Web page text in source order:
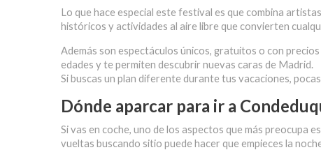
Lo que hace especial este festival es que combina
históricos y actividades al aire libre que convierten
Además son espectáculos únicos, gratuitos o con
edades y te permiten descubrir nuevas caras de Madrid.
Si buscas un plan diferente durante tus vacaciones,
Dónde aparcar para ir a
Si vas en coche, uno de los aspectos que más
vueltas buscando sitio puede hacer que empieces la